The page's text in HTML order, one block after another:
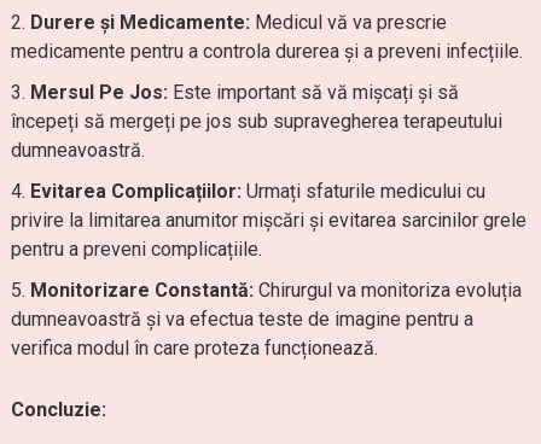
Durere și Medicamente: Medicul vă va prescrie
medicamente pentru a controla durerea și a preveni infecțiile.
Mersul Pe Jos: Este important să vă mișcați și să
începeți să mergeți pe jos sub supravegherea terapeutului
dumneavoastră.
Evitarea Complicațiilor: Urmați sfaturile medicului cu
privire la limitarea anumitor mișcări și evitarea sarcinilor grele
pentru a preveni complicațiile.
Monitorizare Constantă: Chirurgul va monitoriza evoluția
dumneavoastră și va efectua teste de imagine pentru a
verifica modul în care proteza funcționează.
Concluzie: